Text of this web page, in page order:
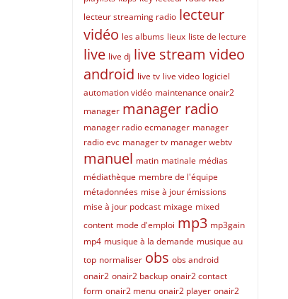
lecteur streaming radio lecteur
vidéo les albums lieux liste de lecture
live live dj live stream video
android live tv live video logiciel
automation vidéo maintenance onair2
manager manager radio
manager radio ecmanager manager
radio evc manager tv manager webtv
manuel matin matinale médias
médiathèque membre de l'équipe
métadonnées mise à jour émissions
mise à jour podcast mixage mixed
content mode d'emploi mp3 mp3gain
mp4 musique à la demande musique au
top normaliser obs obs android
onair2 onair2 backup onair2 contact
form onair2 menu onair2 player onair2